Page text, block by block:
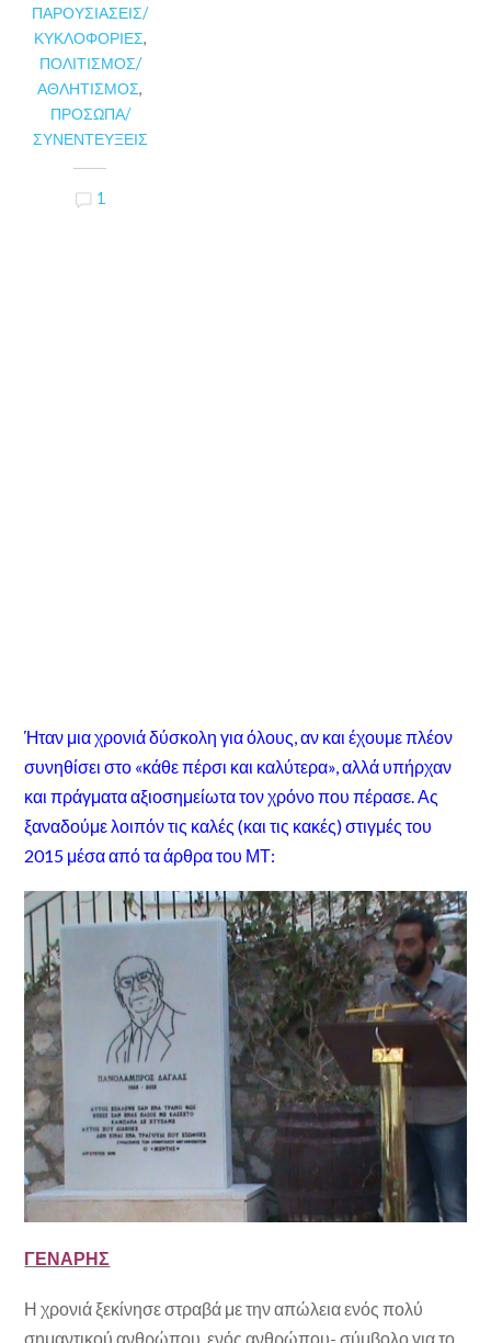
ΠΑΡΟΥΣΙΆΣΕΙΣ/
ΚΥΚΛΟΦΟΡΊΕΣ,
ΠΟΛΙΤΙΣΜΌΣ/
ΑΘΛΗΤΙΣΜΌΣ,
ΠΡΌΣΩΠΑ/
ΣΥΝΕΝΤΕΎΞΕΙΣ
1
Ήταν μια χρονιά δύσκολη για όλους, αν και έχουμε πλέον
συνηθίσει στο «κάθε πέρσι και καλύτερα», αλλά υπήρχαν
και πράγματα αξιοσημείωτα τον χρόνο που πέρασε. Ας
ξαναδούμε λοιπόν τις καλές (και τις κακές) στιγμές του
2015 μέσα από τα άρθρα του ΜΤ:
ΓΕΝΑΡΗΣ
Η χρονιά ξεκίνησε στραβά με την απώλεια ενός πολύ
σημαντικού ανθρώπου, ενός ανθρώπου- σύμβολο για το